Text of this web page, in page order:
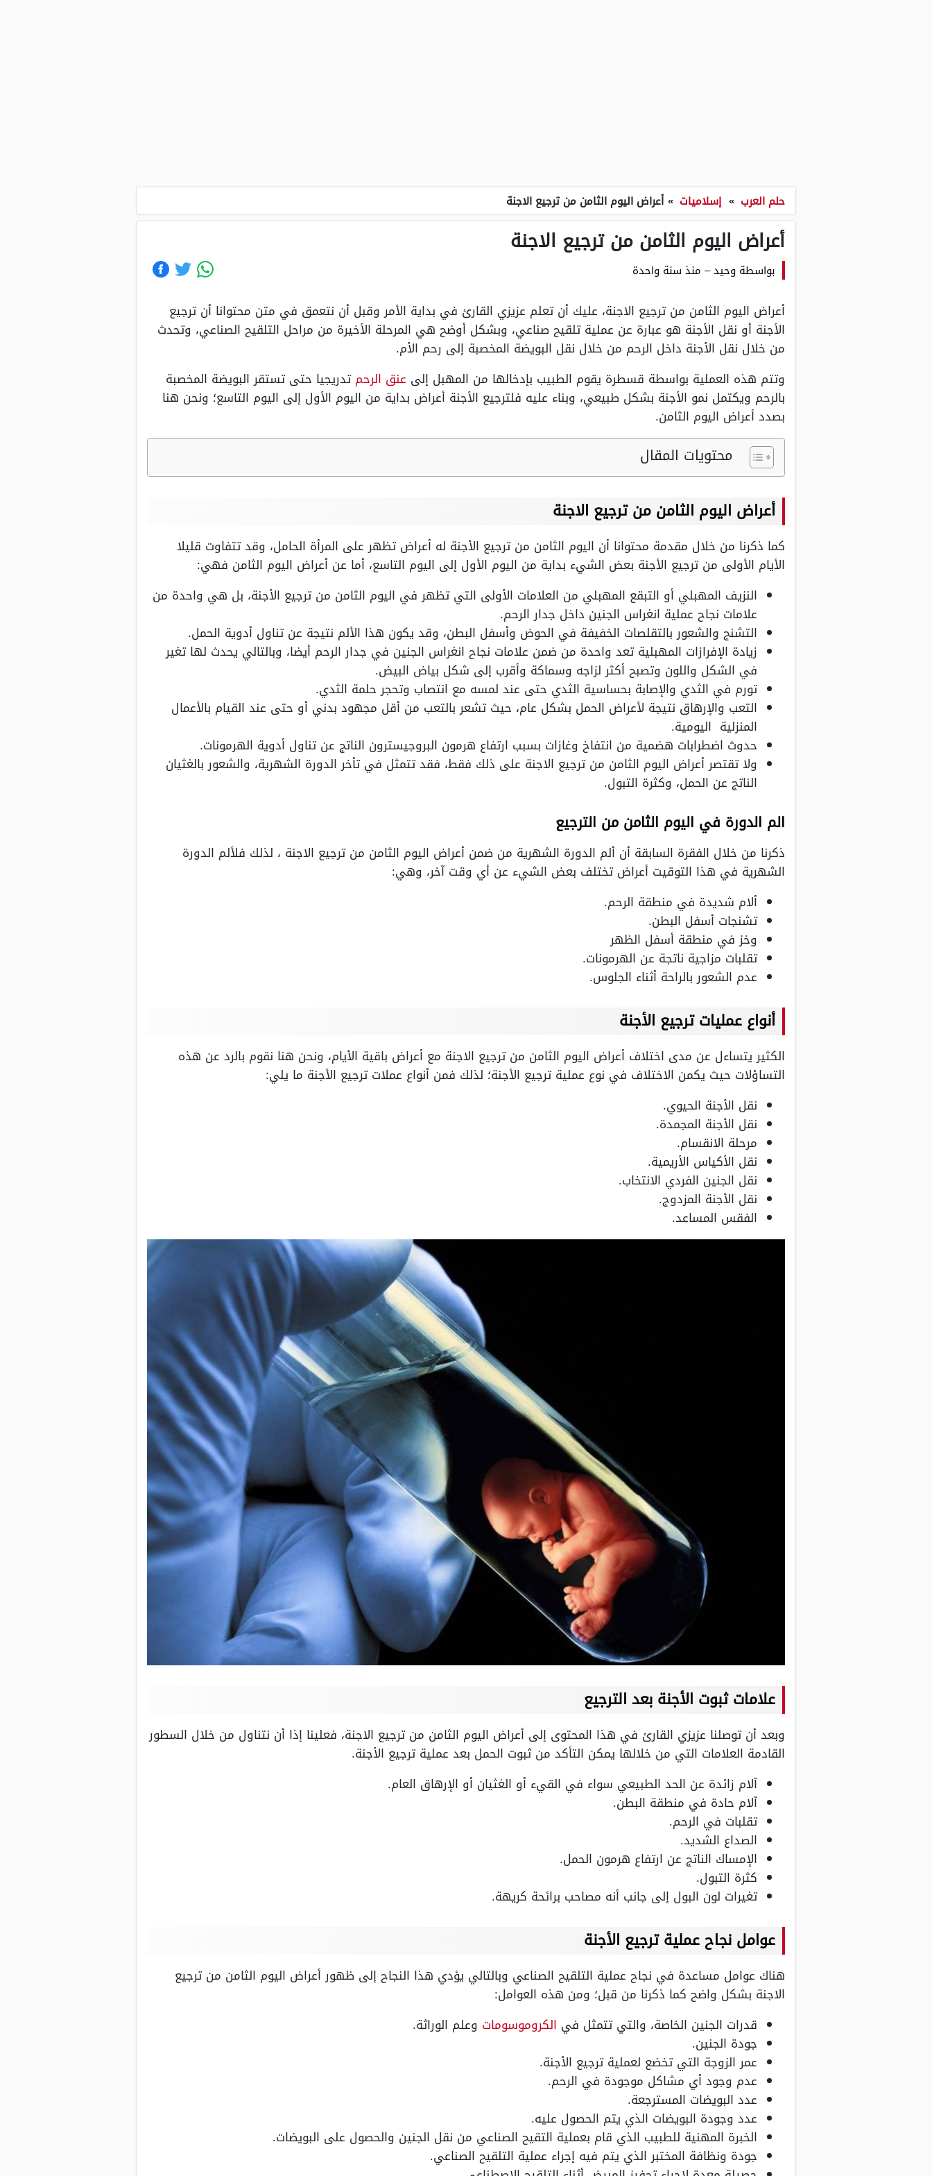
حلم العرب » إسلاميات » أعراض اليوم الثامن من ترجيع الاجنة
أعراض اليوم الثامن من ترجيع الاجنة
بواسطة وحيد– منذ سنة واحدة
أعراض اليوم الثامن من ترجيع الاجنة، عليك أن تعلم عزيزي القارئ في بداية الأمر وقبل أن نتعمق في متن محتوانا أن ترجيع
الأجنة أو نقل الأجنة هو عبارة عن عملية تلقيح صناعي، وبشكل أوضح هي المرحلة الأخيرة من مراحل التلقيح الصناعي، وتحدث
من خلال نقل الأجنة داخل الرحم من خلال نقل البويضة المخصبة إلى رحم الأم.
وتتم هذه العملية بواسطة قسطرة يقوم الطبيب بإدخالها من المهبل إلى عنق الرحم تدريجيا حتى تستقر البويضة المخصبة
بالرحم ويكتمل نمو الأجنة بشكل طبيعي، وبناء عليه فلترجيع الأجنة أعراض بداية من اليوم الأول إلى اليوم التاسع؛ ونحن هنا
بصدد أعراض اليوم الثامن.
محتويات المقال
أعراض اليوم الثامن من ترجيع الاجنة
كما ذكرنا من خلال مقدمة محتوانا أن اليوم الثامن من ترجيع الأجنة له أعراض تظهر على المرأة الحامل، وقد تتفاوت قليلا
الأيام الأولى من ترجيع الأجنة بعض الشيء بداية من اليوم الأول إلى اليوم التاسع، أما عن أعراض اليوم الثامن فهي:
النزيف المهبلي أو التبقع المهبلي من العلامات الأولى التي تظهر في اليوم الثامن من ترجيع الأجنة، بل هي واحدة من
علامات نجاح عملية انغراس الجنين داخل جدار الرحم.
التشنج والشعور بالتقلصات الخفيفة في الحوض وأسفل البطن، وقد يكون هذا الألم نتيجة عن تناول أدوية الحمل.
زيادة الإفرازات المهبلية تعد واحدة من ضمن علامات نجاح انغراس الجنين في جدار الرحم أيضا، وبالتالي يحدث لها تغير
في الشكل واللون وتصبح أكثر لزاجه وسماكة وأقرب إلى شكل بياض البيض.
تورم في الثدي والإصابة بحساسية الثدي حتى عند لمسه مع انتصاب وتحجر حلمة الثدي.
التعب والإرهاق نتيجة لأعراض الحمل بشكل عام، حيث تشعر بالتعب من أقل مجهود بدني أو حتى عند القيام بالأعمال
المنزلية اليومية.
حدوث اضطرابات هضمية من انتفاخ وغازات بسبب ارتفاع هرمون البروجيسترون الناتج عن تناول أدوية الهرمونات.
ولا تقتصر أعراض اليوم الثامن من ترجيع الاجنة على ذلك فقط، فقد تتمثل في تأخر الدورة الشهرية، والشعور بالغثيان
الناتج عن الحمل، وكثرة التبول.
الم الدورة في اليوم الثامن من الترجيع
ذكرنا من خلال الفقرة السابقة أن ألم الدورة الشهرية من ضمن أعراض اليوم الثامن من ترجيع الاجنة ، لذلك فلألم الدورة
الشهرية في هذا التوقيت أعراض تختلف بعض الشيء عن أي وقت آخر، وهي:
ألام شديدة في منطقة الرحم.
تشنجات أسفل البطن.
وخز في منطقة أسفل الظهر
تقلبات مزاجية ناتجة عن الهرمونات.
عدم الشعور بالراحة أثناء الجلوس.
أنواع عمليات ترجيع الأجنة
الكثير يتساءل عن مدى اختلاف أعراض اليوم الثامن من ترجيع الاجنة مع أعراض باقية الأيام، ونحن هنا نقوم بالرد عن هذه
التساؤلات حيث يكمن الاختلاف في نوع عملية ترجيع الأجنة؛ لذلك فمن أنواع عملات ترجيع الأجنة ما يلي:
نقل الأجنة الحيوي.
نقل الأجنة المجمدة.
مرحلة الانقسام.
نقل الأكياس الأريمية.
نقل الجنين الفردي الانتخاب.
نقل الأجنة المزدوج.
الفقس المساعد.
علامات ثبوت الأجنة بعد الترجيع
وبعد أن توصلنا عزيزي القارئ في هذا المحتوى إلى أعراض اليوم الثامن من ترجيع الاجنة، فعلينا إذا أن نتناول من خلال السطور
القادمة العلامات التي من خلالها يمكن التأكد من ثبوت الحمل بعد عملية ترجيع الأجنة.
آلام زائدة عن الحد الطبيعي سواء في القيء أو الغثيان أو الإرهاق العام.
آلام حادة في منطقة البطن.
تقلبات في الرحم.
الصداع الشديد.
الإمساك الناتج عن ارتفاع هرمون الحمل.
كثرة التبول.
تغيرات لون البول إلى جانب أنه مصاحب برائحة كريهة.
عوامل نجاح عملية ترجيع الأجنة
هناك عوامل مساعدة في نجاح عملية التلقيح الصناعي وبالتالي يؤدي هذا النجاح إلى ظهور أعراض اليوم الثامن من ترجيع
الاجنة بشكل واضح كما ذكرنا من قبل؛ ومن هذه العوامل:
قدرات الجنين الخاصة، والتي تتمثل في الكروموسومات وعلم الوراثة.
جودة الجنين.
عمر الزوجة التي تخضع لعملية ترجيع الأجنة.
عدم وجود أي مشاكل موجودة في الرحم.
عدد البويضات المسترجعة.
عدد وجودة البويضات الذي يتم الحصول عليه.
الخبرة المهنية للطبيب الذي قام بعملية التقيح الصناعي من نقل الجنين والحصول على البويضات.
جودة ونظافة المختبر الذي يتم فيه إجراء عملية التلقيح الصناعي.